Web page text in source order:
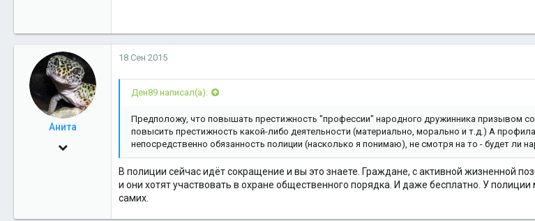
Анита
14 Дек 2010
18 Сен 2015
Ден89 написал(а):
Предположу, что повышать престижность "профессии" народного дружинника призывом
повысить престижность какой-либо деятельности (материально, морально и т.д.) А
непосредственно обязанность полиции (насколько я понимаю), не смотря на то - будет ли
В полиции сейчас идёт сокращение и вы это знаете. Граждане, с активной жизненной
и они хотят участвовать в охране общественного порядка. И даже бесплатно. У
самих.